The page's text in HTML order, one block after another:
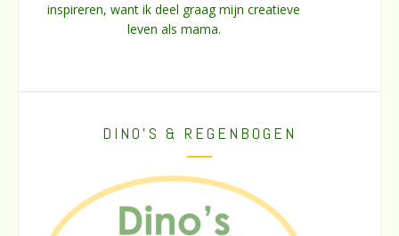
inspireren, want ik deel graag mijn creatieve
leven als mama.
DINO’S & REGENBOGEN